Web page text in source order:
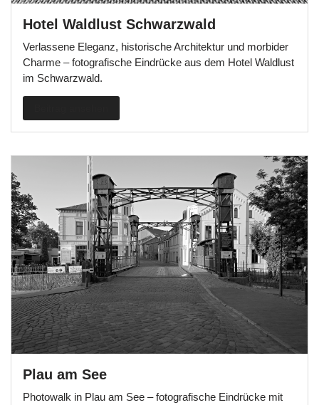
Hotel Waldlust Schwarzwald
Verlassene Eleganz, historische Architektur und morbider
Charme – fotografische Eindrücke aus dem Hotel Waldlust
im Schwarzwald.
Plau am See
Photowalk in Plau am See – fotografische Eindrücke mit